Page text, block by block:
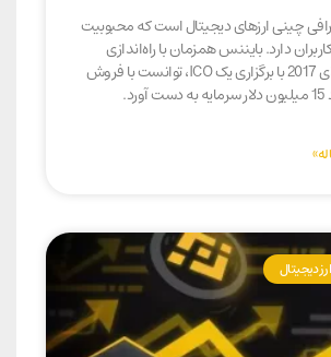
چینی ارزهای دیجیتال است که محبوبیت
دارد. بایننس همزمان با راه‌اندازی
صرافی، در جولای 2017 با برگزاری یک ICO، توانست با فروش
دیجیتال